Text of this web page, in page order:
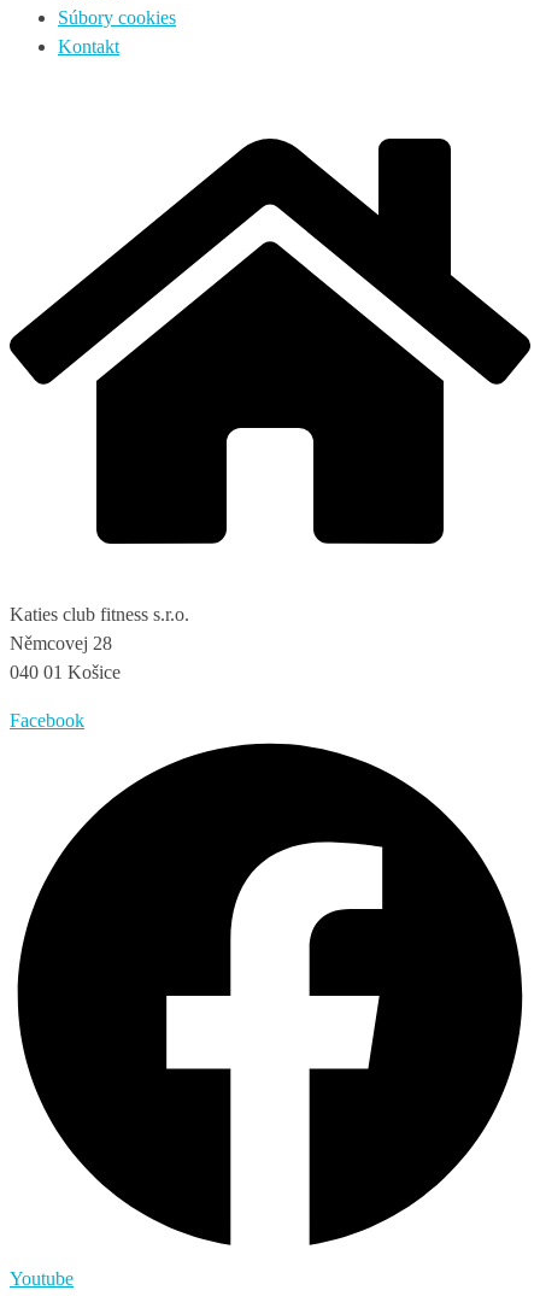
Súbory cookies
Kontakt
Katies club fitness s.r.o.
Němcovej 28
040 01 Košice
Facebook
Youtube